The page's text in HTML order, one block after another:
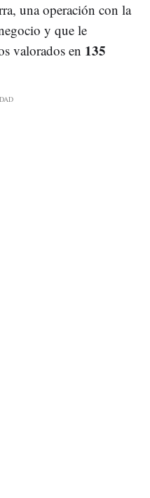
una operación con la
y que le
valorados en 135